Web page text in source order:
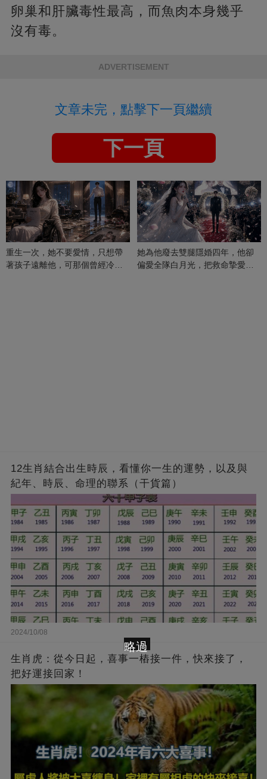
卵巢和肝臟毒性最高，而魚肉本身幾乎
沒有毒。
ADVERTISEMENT
文章未完，點擊下一頁繼續
下一頁
重生一次，她不要愛情，只想帶
著孩子遠離他，可那個曾經冷漠
她為他廢去雙腿隱婚四年，他卻
偏愛全隊白月光，把救命摯愛當
12生肖結合出生時辰，看懂你一生的運勢，以及與
紀年、時辰、命理的聯系（干貨篇）
2024/10/08
生肖虎：從今日起，喜事一樁接一件，快來接了，
把好運接回家！
略過